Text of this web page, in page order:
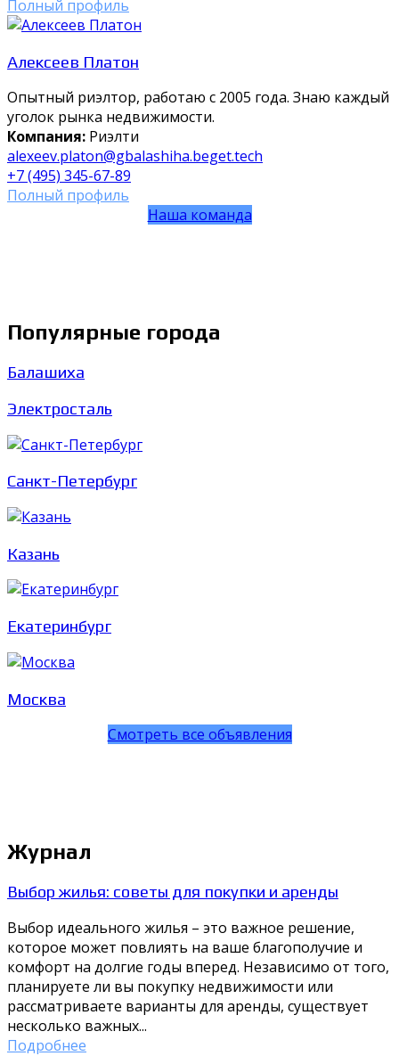
Полный профиль
Алексеев Платон
Опытный риэлтор, работаю с 2005 года. Знаю каждый
уголок рынка недвижимости.
Компания: Риэлти
alexeev.platon@gbalashiha.beget.tech
+7 (495) 345-67-89
Полный профиль
Наша команда
Популярные города
Балашиха
Электросталь
Санкт-Петербург
Казань
Екатеринбург
Москва
Смотреть все объявления
Журнал
Выбор жилья: советы для покупки и аренды
Выбор идеального жилья – это важное решение,
которое может повлиять на ваше благополучие и
комфорт на долгие годы вперед. Независимо от того,
планируете ли вы покупку недвижимости или
рассматриваете варианты для аренды, существует
несколько важных...
Подробнее